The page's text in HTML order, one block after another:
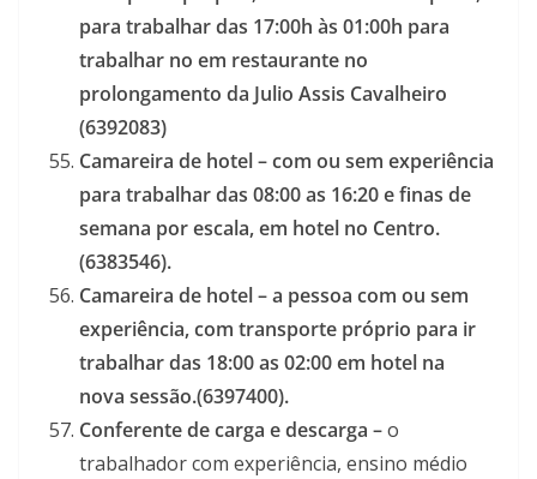
para trabalhar das 17:00h às 01:00h para
trabalhar no em restaurante no
prolongamento da Julio Assis Cavalheiro
(6392083)
Camareira de hotel – com ou sem experiência
para trabalhar das 08:00 as 16:20 e finas de
semana por escala, em hotel no Centro.
(6383546).
Camareira de hotel – a pessoa com ou sem
experiência, com transporte próprio para ir
trabalhar das 18:00 as 02:00 em hotel na
nova sessão.(6397400).
Conferente de carga e descarga –o
trabalhador com experiência, ensino médio